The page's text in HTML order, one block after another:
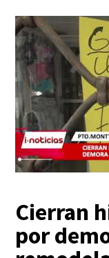
Cierran
por